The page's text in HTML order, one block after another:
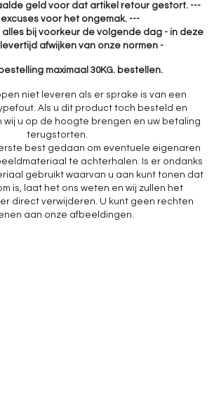
geld voor dat artikel retour gestort. ---
voor het ongemak. ---
alles bij voorkeur de volgende dag - in deze
afwijken van onze normen -
maximaal 30KG. bestellen.
niet leveren als er sprake is van een
Als u dit product toch besteld en
wij u op de hoogte brengen en uw betaling
terugstorten.
best gedaan om eventuele eigenaren
te achterhalen. Is er ondanks
gebruikt waarvan u aan kunt tonen dat
is, laat het ons weten en wij zullen het
direct verwijderen. U kunt geen rechten
aan onze afbeeldingen.